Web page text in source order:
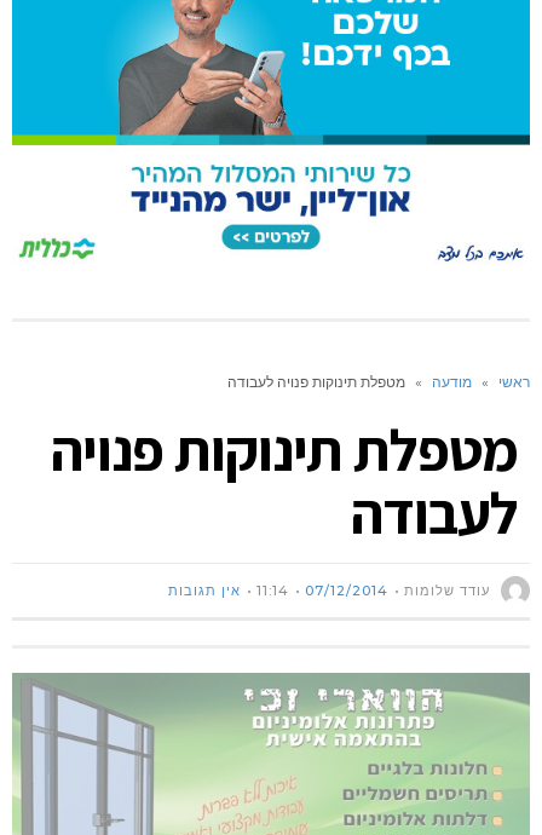
ראשי » מודעה » מטפלת תינוקות פנויה לעבודה
מטפלת תינוקות פנויה
לעבודה
עודד שלומות 07/12/2014
11:14 אין תגובות